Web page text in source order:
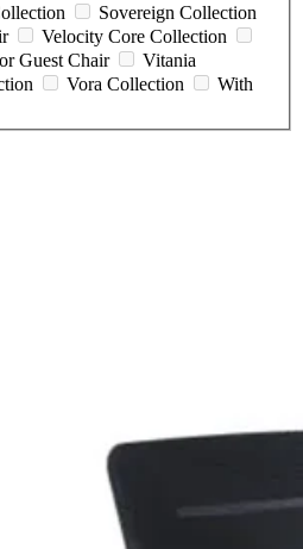
Sovereign Collection
Velocity Core Collection
Guest Chair
Vitania
Vora Collection
With